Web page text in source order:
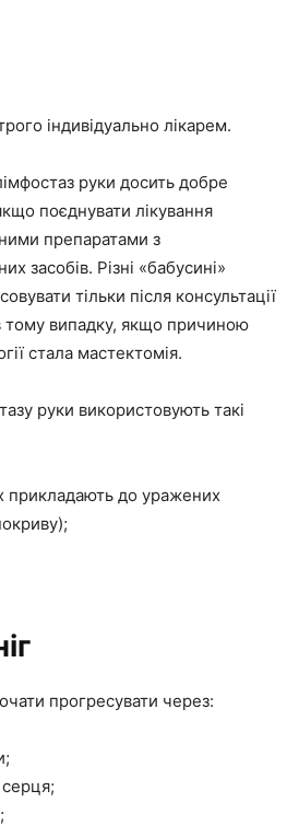
індивідуально лікарем.
руки досить добре
поєднувати лікування
препаратами з
засобів. Різні «бабусині»
тільки після консультації
тому випадку, якщо причиною
стала мастектомія.
руки використовують такі
прикладають до уражених
прогресувати через: